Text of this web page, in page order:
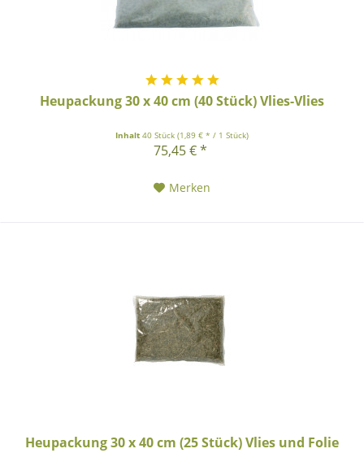
Heupackung 30 x 40 cm (40 Stück) Vlies-Vlies
Inhalt40 Stück(1,89 € * / 1 Stück)
75,45 € *
Merken
Heupackung 30 x 40 cm (25 Stück) Vlies und Folie